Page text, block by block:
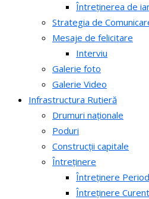
Întreținerea de
Strategia de
Mesaje de felicitare
Interviu
Galerie foto
Galerie Video
Infrastructura Rutieră
Drumuri naționale
Poduri
Construcții capitale
Întreținere
Întreținere
Întreținere